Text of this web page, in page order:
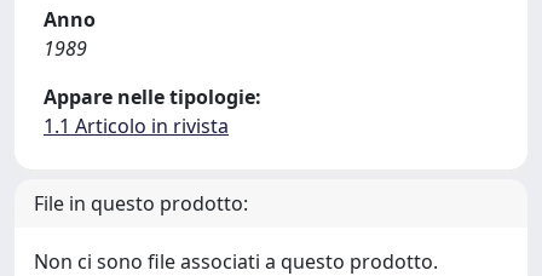
Anno
1989
Appare nelle tipologie:
1.1 Articolo in rivista
File in questo prodotto:
Non ci sono file associati a questo prodotto.